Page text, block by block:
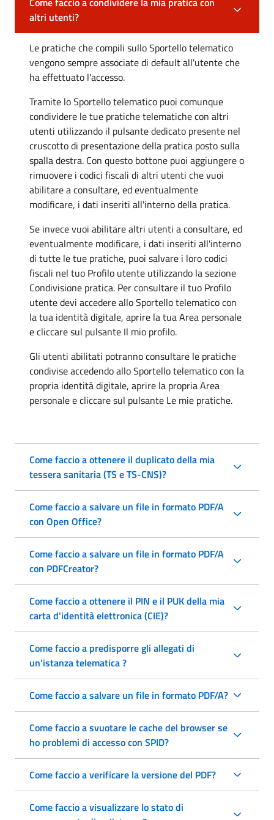
altri utenti?
Le pratiche che compili sullo Sportello telematico
vengono sempre associate di default all'utente che
ha effettuato l'accesso.
Tramite lo Sportello telematico puoi comunque
condividere le tue pratiche telematiche con altri
utenti utilizzando il pulsante dedicato presente nel
cruscotto di presentazione della pratica posto sulla
spalla destra. Con questo bottone puoi aggiungere o
rimuovere i codici fiscali di altri utenti che vuoi
abilitare a consultare, ed eventualmente
modificare, i dati inseriti all'interno della pratica.
Se invece vuoi abilitare altri utenti a consultare, ed
eventualmente modificare, i dati inseriti all'interno
di tutte le tue pratiche, puoi salvare i loro codici
fiscali nel tuo Profilo utente utilizzando la sezione
Condivisione pratica. Per consultare il tuo Profilo
utente devi accedere allo Sportello telematico con
la tua identità digitale, aprire la tua Area personale
e cliccare sul pulsante Il mio profilo.
Gli utenti abilitati potranno consultare le pratiche
condivise accedendo allo Sportello telematico con la
propria identità digitale, aprire la propria Area
personale e cliccare sul pulsante Le mie pratiche.
Come faccio a ottenere il duplicato della mia
tessera sanitaria (TS e TS-CNS)?
Come faccio a salvare un file in formato PDF/A
con Open Office?
Come faccio a salvare un file in formato PDF/A
con PDFCreator?
Come faccio a ottenere il PIN e il PUK della mia
carta d'identità elettronica (CIE)?
Come faccio a predisporre gli allegati di
un'istanza telematica ?
Come faccio a salvare un file in formato PDF/A?
Come faccio a svuotare le cache del browser se
ho problemi di accesso con SPID?
Come faccio a verificare la versione del PDF?
Come faccio a visualizzare lo stato di